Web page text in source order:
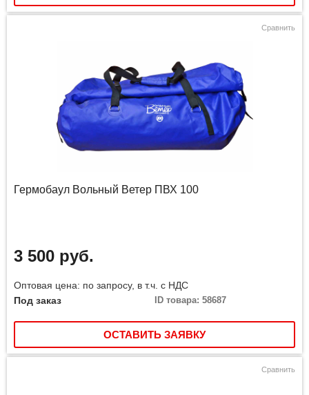
Сравнить
Гермобаул Вольный Ветер ПВХ 100
3 500 руб.
Оптовая цена: по запросу, в т.ч. с НДС
Под заказ
ID товара: 58687
ОСТАВИТЬ ЗАЯВКУ
Сравнить